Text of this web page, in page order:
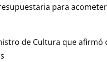
para
de Cultura que